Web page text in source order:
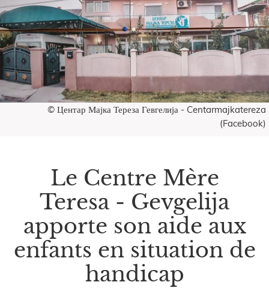
© Центар Мајка Тереза Гевгелија - Centarmajkatereza
(Facebook)
Le Centre Mère
Teresa - Gevgelija
apporte son aide aux
enfants en situation de
handicap